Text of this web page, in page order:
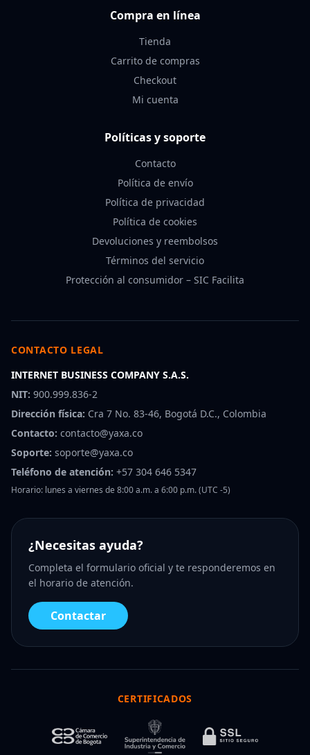
Compra en línea
Tienda
Carrito de compras
Checkout
Mi cuenta
Políticas y soporte
Contacto
Política de envío
Política de privacidad
Política de cookies
Devoluciones y reembolsos
Términos del servicio
Protección al consumidor – SIC Facilita
CONTACTO LEGAL
INTERNET BUSINESS COMPANY S.A.S.
NIT: 900.999.836-2
Dirección física: Cra 7 No. 83-46, Bogotá D.C., Colombia
Contacto: contacto@yaxa.co
Soporte: soporte@yaxa.co
Teléfono de atención: +57 304 646 5347
Horario: lunes a viernes de 8:00 a.m. a 6:00 p.m. (UTC -5)
¿Necesitas ayuda?
Completa el formulario oficial y te responderemos en
el horario de atención.
Contactar
CERTIFICADOS